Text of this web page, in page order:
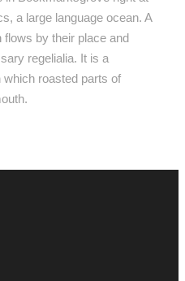
a large language ocean. A
by their place and
regelialia. It is a
roasted parts of